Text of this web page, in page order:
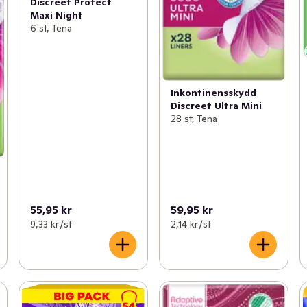
Maxi Night
6 st, Tena
55,95 kr
9,33 kr /st
Inkontinensskydd
Discreet Ultra Mini
28 st, Tena
59,95 kr
2,14 kr /st